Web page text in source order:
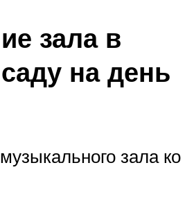
зала в
на день
зала ко